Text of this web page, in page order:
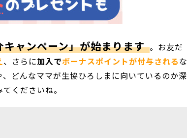
キャンペーン」が始まります 。お友だ
、さらに加入でボーナスポイントが付与されるな
どんなママが生協ひろしまに向いているのか深
くださいね。